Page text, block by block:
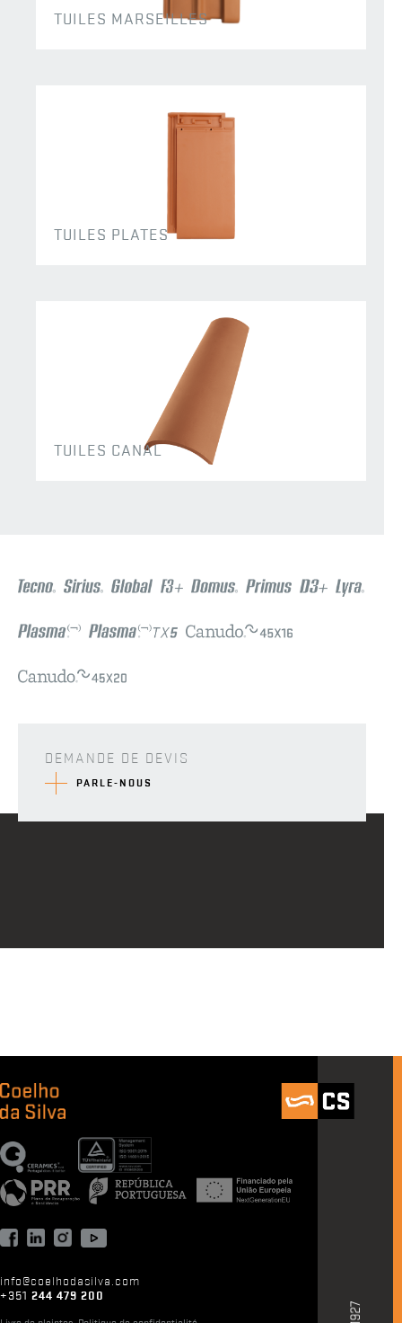
TUILES MARSEILLES
TUILES PLATES
TUILES CANAL
DEMANDE DE DEVIS
PARLE-NOUS
info@coelhodasilva.com
+351 244 479 200